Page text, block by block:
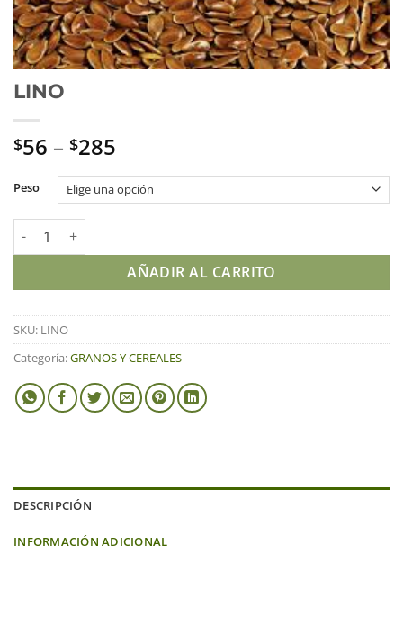
LINO
$56 – $285
Peso
LINO cantidad
AÑADIR AL CARRITO
SKU: LINO
Categoría:GRANOS Y CEREALES
DESCRIPCIÓN
INFORMACIÓN ADICIONAL